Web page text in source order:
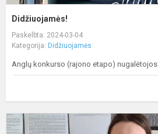
Didžiuojamės!
Paskelbta: 2024-03-04
Kategorija: Didžiuojamės
Anglų konkurso (rajono etapo) nugalėtojos